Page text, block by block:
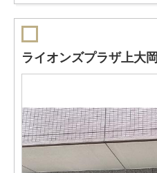
ライオンズプラザ上大岡